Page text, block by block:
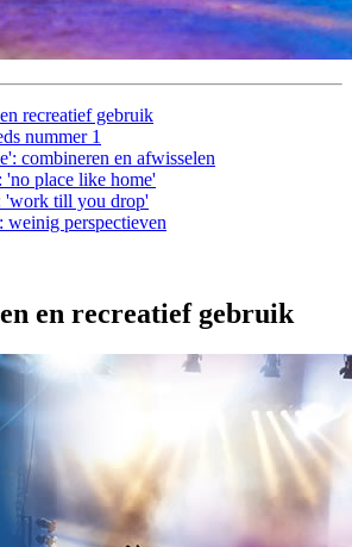
recreatief gebruik
nummer 1
combineren en afwisselen
'no place like home'
'work till you drop'
perspectieven
en recreatief gebruik